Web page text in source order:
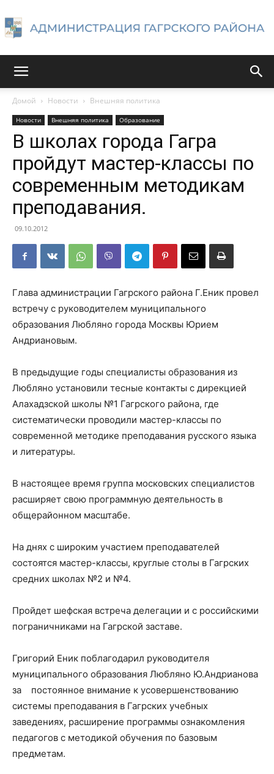
Гагрского
района
Домой Новости Внешняя политика
Новости Внешняя политика Образование
В школах города Гагра
пройдут мастер-классы по
современным методикам
преподавания.
09.10.2012
Глава администрации Гагрского района Г.Еник провел
встречу с руководителем муниципального
образования Любляно города Москвы Юрием
Андриановым.
В предыдущие годы специалисты образования из
Любляно установили тесные контакты с дирекцией
Алахадзской школы №1 Гагрского района, где
систематически проводили мастер-классы по
современной методике преподавания русского языка
и литературы.
В настоящее время группа московских специалистов
расширяет свою программную деятельность в
общерайонном масштабе.
На днях с широким участием преподавателей
состоятся мастер-классы, круглые столы в Гагрских
средних школах №2 и №4.
Пройдет шефская встреча делегации и с российскими
пограничниками на Гагрской заставе.
Григорий Еник поблагодарил руководителя
муниципального образования Любляно Ю.Андрианова
за постоянное внимание к усовершенствованию
системы преподавания в Гагрских учебных
заведениях, расширение программы ознакомления
педагогов с методикой обучения по базовым
предметам.